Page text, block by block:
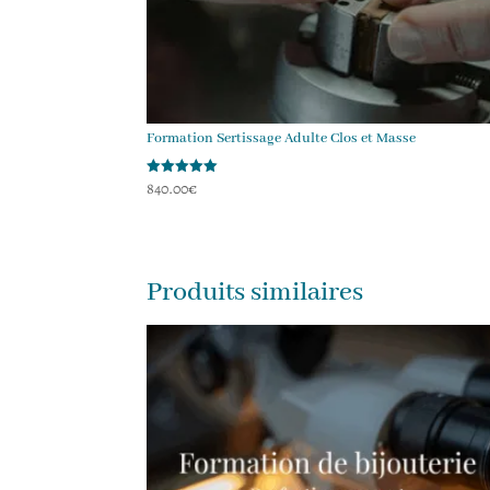
Formation Sertissage Adulte Clos et Masse
Note
5.00
840.00€
Produits similaires